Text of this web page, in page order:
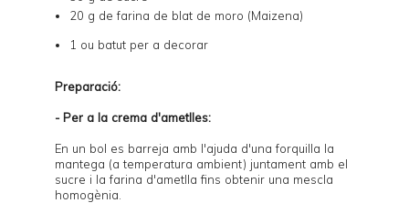
20 g de farina de blat de moro (Maizena)
1 ou batut per a decorar
Preparació:
- Per a la crema d'ametlles:
En un bol es barreja amb l'ajuda d'una forquilla la
mantega (a temperatura ambient) juntament amb el
sucre i la farina d'ametlla fins obtenir una mescla
homogènia.